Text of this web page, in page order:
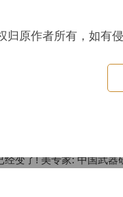
归原作者所有，如有